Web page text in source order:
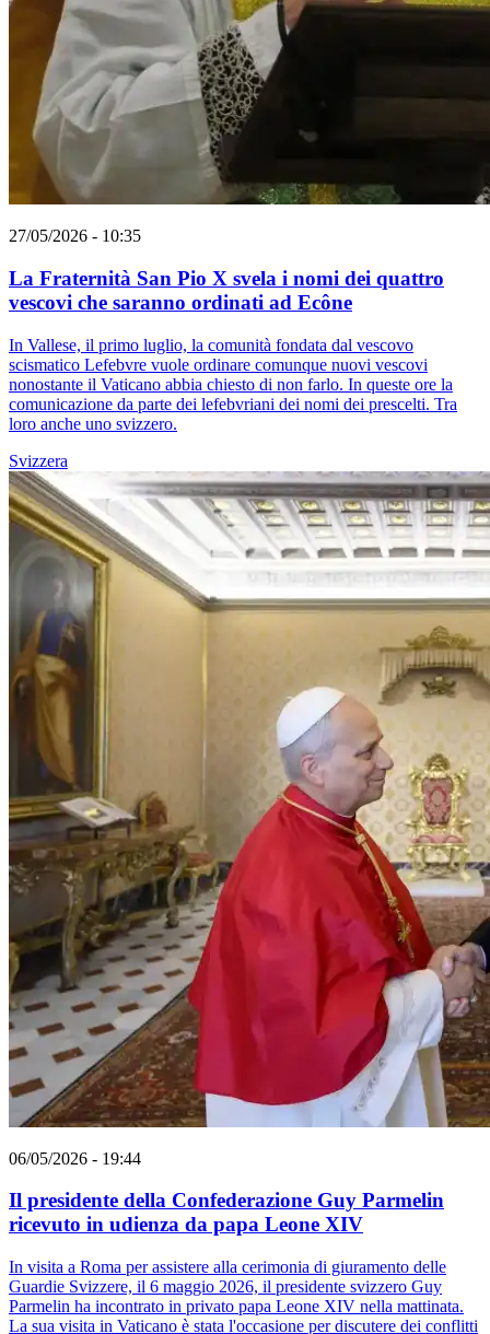
27/05/2026 - 10:35
La Fraternità San Pio X svela i nomi dei quattro
vescovi che saranno ordinati ad Ecône
In Vallese, il primo luglio, la comunità fondata dal vescovo
scismatico Lefebvre vuole ordinare comunque nuovi vescovi
nonostante il Vaticano abbia chiesto di non farlo. In queste ore la
comunicazione da parte dei lefebvriani dei nomi dei prescelti. Tra
loro anche uno svizzero.
Svizzera
06/05/2026 - 19:44
Il presidente della Confederazione Guy Parmelin
ricevuto in udienza da papa Leone XIV
In visita a Roma per assistere alla cerimonia di giuramento delle
Guardie Svizzere, il 6 maggio 2026, il presidente svizzero Guy
Parmelin ha incontrato in privato papa Leone XIV nella mattinata.
La sua visita in Vaticano è stata l'occasione per discutere dei conflitti